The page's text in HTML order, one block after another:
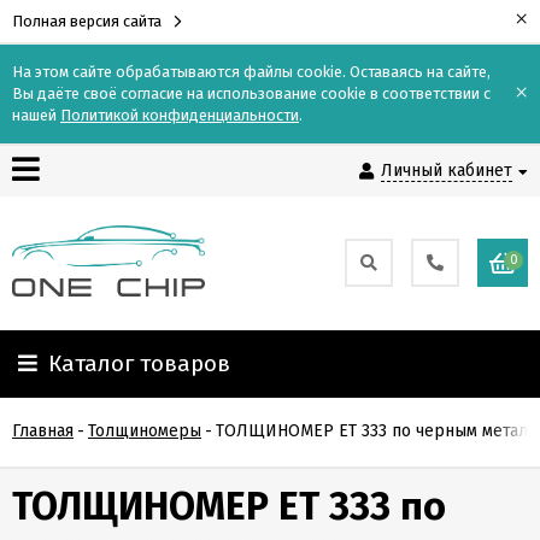
Полная версия сайта ×
На этом сайте обрабатываются файлы cookie. Оставаясь на сайте,
Вы даёте своё согласие на использование cookie в соответствии с
нашей Политикой конфиденциальности.
×
Личный кабинет
Контакты
Доставка
Оплата
О
компании
Гарантия
0
Каталог товаров
Главная - Толщиномеры - ТОЛЩИНОМЕР ЕТ 333 по черным
ТОЛЩИНОМЕР ЕТ 333 по